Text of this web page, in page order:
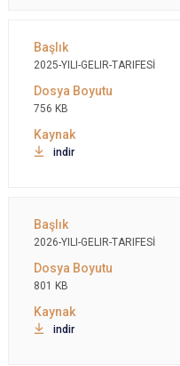
2025-YILI-GELIR-TARIFESİ
756 KB
indir
2026-YILI-GELIR-TARIFESİ
801 KB
indir